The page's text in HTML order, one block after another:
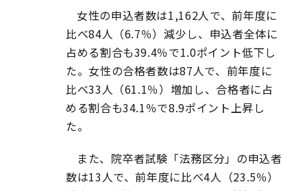
女性の申込者数は1,162人で、前年度に
比べ84人（6.7％）減少し、申込者全体に
占める割合も39.4％で1.0ポイント低下し
た。女性の合格者数は87人で、前年度に
比べ33人（61.1％）増加し、合格者に占
める割合も34.1％で8.9ポイント上昇し
た。
また、院卒者試験「法務区分」の申込者
数は13人で、前年度に比べ4人（23.5％）